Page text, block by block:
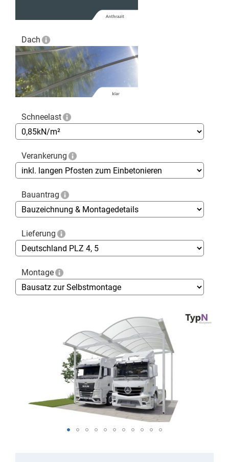
Dach
Schneelast
Verankerung
Bauantrag
Lieferung
Montage
gallery